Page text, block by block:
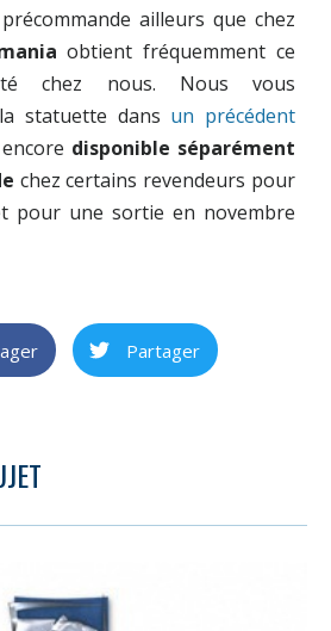
ailleurs que chez
obtient fréquemment ce
chez nous. Nous vous
statuette dans un précédent
disponible séparément
chez certains revendeurs pour
pour une sortie en novembre
Partager